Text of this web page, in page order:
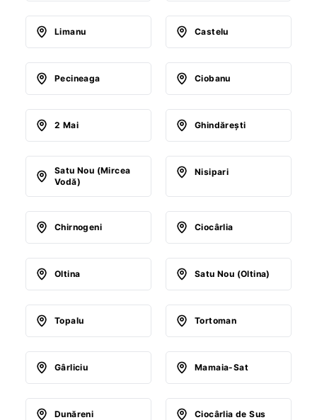
Limanu Castelu
Pecineaga Ciobanu
2 Mai Ghindăreşti
Satu Nou (Mircea
Vodă)
Nisipari
Chirnogeni Ciocârlia
Oltina Satu Nou (Oltina)
Topalu Tortoman
Gârliciu Mamaia-Sat
Dunăreni Ciocârlia de Sus